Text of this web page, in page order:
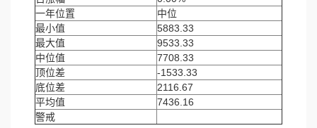
一年位置
中位
最小值
5883.33
最大值
9533.33
中位值
7708.33
顶位差
-1533.33
底位差
2116.67
平均值
7436.16
警戒